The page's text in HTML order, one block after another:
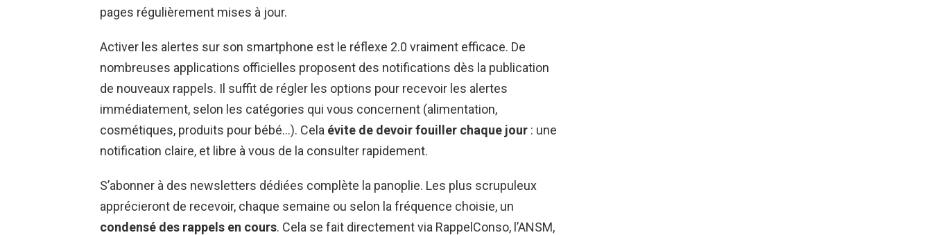
pages régulièrement mises à jour.
Activer les alertes sur son smartphone est le réflexe 2.0 vraiment efficace. De
nombreuses applications officielles proposent des notifications dès la publication
de nouveaux rappels. Il suffit de régler les options pour recevoir les alertes
immédiatement, selon les catégories qui vous concernent (alimentation,
cosmétiques, produits pour bébé…). Cela évite de devoir fouiller chaque jour : une
notification claire, et libre à vous de la consulter rapidement.
S’abonner à des newsletters dédiées complète la panoplie. Les plus scrupuleux
apprécieront de recevoir, chaque semaine ou selon la fréquence choisie, un
condensé des rappels en cours. Cela se fait directement via RappelConso, l’ANSM,